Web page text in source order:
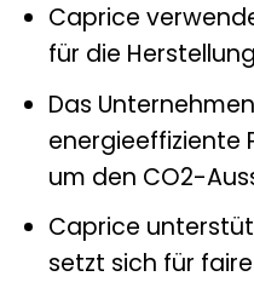
Caprice
für die
Das
energieeffiziente
um den CO2-
Caprice
setzt sich für